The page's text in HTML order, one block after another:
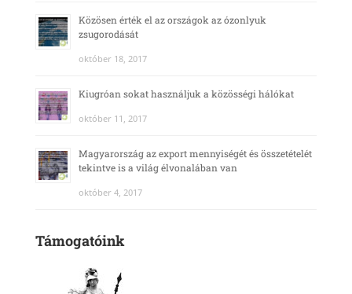
Közösen érték el az országok az ózonlyuk
zsugorodását
október 18, 2017
Kiugróan sokat használjuk a közösségi hálókat
október 11, 2017
Magyarország az export mennyiségét és összetételét
tekintve is a világ élvonalában van
október 4, 2017
Támogatóink